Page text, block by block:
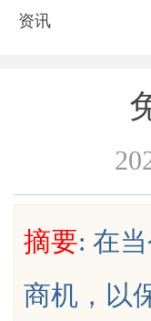
资讯
摘要: 在
商机，以
发体系全解析